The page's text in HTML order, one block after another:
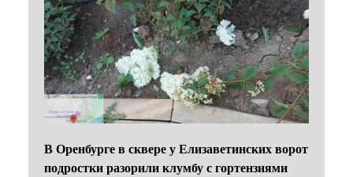
В Оренбурге в сквере у Елизаветинских ворот
подростки разорили клумбу с гортензиями